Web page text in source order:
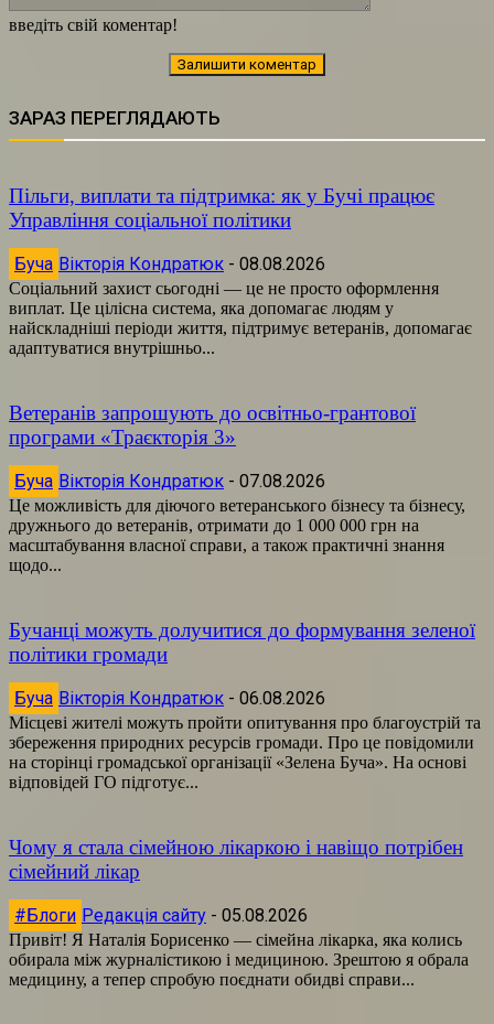
введіть свій коментар!
ЗАРАЗ ПЕРЕГЛЯДАЮТЬ
Пільги, виплати та підтримка: як у Бучі працює
Управління соціальної політики
Буча Вікторія Кондратюк - 08.08.2026
Соціальний захист сьогодні — це не просто оформлення
виплат. Це цілісна система, яка допомагає людям у
найскладніші періоди життя, підтримує ветеранів, допомагає
адаптуватися внутрішньо...
Ветеранів запрошують до освітньо-грантової
програми «Траєкторія 3»
Буча Вікторія Кондратюк - 07.08.2026
Це можливість для діючого ветеранського бізнесу та бізнесу,
дружнього до ветеранів, отримати до 1 000 000 грн на
масштабування власної справи, а також практичні знання
щодо...
Бучанці можуть долучитися до формування зеленої
політики громади
Буча Вікторія Кондратюк - 06.08.2026
Місцеві жителі можуть пройти опитування про благоустрій та
збереження природних ресурсів громади. Про це повідомили
на сторінці громадської організації «Зелена Буча». На основі
відповідей ГО підготує...
Чому я стала сімейною лікаркою і навіщо потрібен
сімейний лікар
#Блоги Редакція сайту - 05.08.2026
Привіт! Я Наталія Борисенко — сімейна лікарка, яка колись
обирала між журналістикою і медициною. Зрештою я обрала
медицину, а тепер спробую поєднати обидві справи...